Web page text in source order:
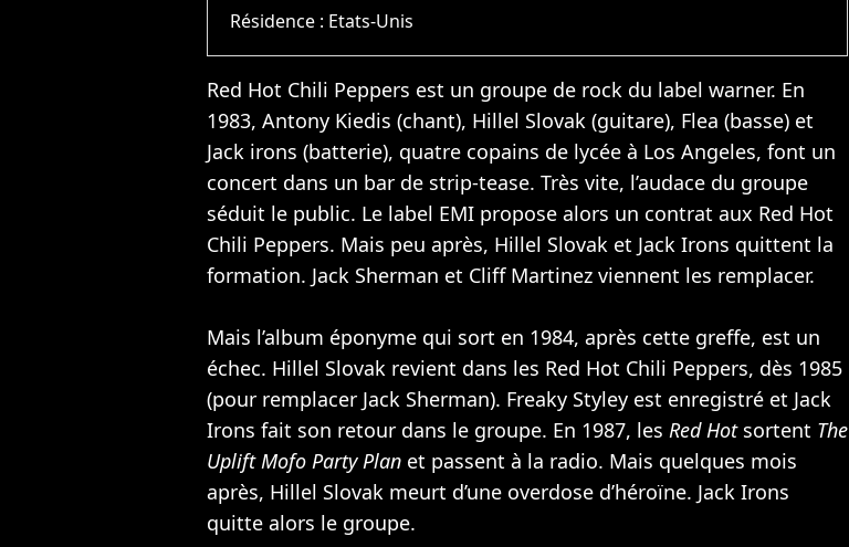
Résidence : Etats-Unis
Red Hot Chili Peppers est un groupe de rock du label warner. En
1983, Antony Kiedis (chant), Hillel Slovak (guitare), Flea (basse) et
Jack irons (batterie), quatre copains de lycée à Los Angeles, font un
concert dans un bar de strip-tease. Très vite, l’audace du groupe
séduit le public. Le label EMI propose alors un contrat aux Red Hot
Chili Peppers. Mais peu après, Hillel Slovak et Jack Irons quittent la
formation. Jack Sherman et Cliff Martinez viennent les remplacer.
Mais l’album éponyme qui sort en 1984, après cette greffe, est un
échec. Hillel Slovak revient dans les Red Hot Chili Peppers, dès 1985
(pour remplacer Jack Sherman). Freaky Styley est enregistré et Jack
Irons fait son retour dans le groupe. En 1987, les Red Hotsortent The
Uplift Mofo Party Plan et passent à la radio. Mais quelques mois
après, Hillel Slovak meurt d’une overdose d’héroïne. Jack Irons
quitte alors le groupe.